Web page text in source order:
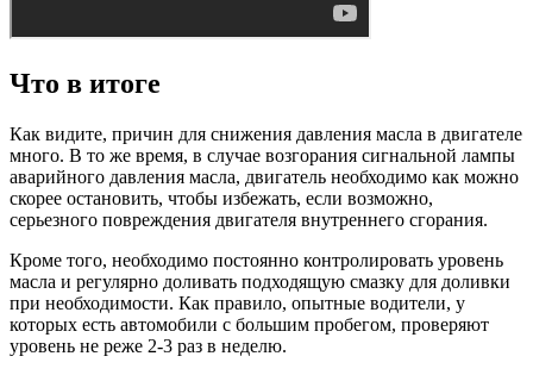
Что в итоге
Как видите, причин для снижения давления масла в двигателе
много. В то же время, в случае возгорания сигнальной лампы
аварийного давления масла, двигатель необходимо как можно
скорее остановить, чтобы избежать, если возможно,
серьезного повреждения двигателя внутреннего сгорания.
Кроме того, необходимо постоянно контролировать уровень
масла и регулярно доливать подходящую смазку для доливки
при необходимости. Как правило, опытные водители, у
которых есть автомобили с большим пробегом, проверяют
уровень не реже 2-3 раз в неделю.